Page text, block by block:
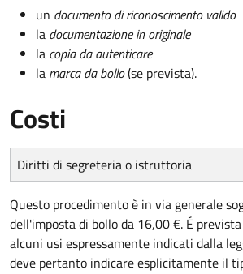
un documento di riconoscimento valido
la documentazione in originale
la copia da autenticare
la marca da bollo(se prevista).
Costi
Diritti di segreteria o istruttoria
Questo procedimento è in via generale
dell'imposta di bollo da 16,00 €. É
alcuni usi espressamente indicati dalla
deve pertanto indicare esplicitamente il